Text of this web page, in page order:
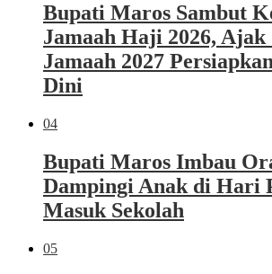
Bupati Maros Sambut
Jamaah Haji 2026, Ajak
Jamaah 2027
Dini
04
Bupati Maros Imbau
Dampingi Anak di Hari
Masuk Sekolah
05